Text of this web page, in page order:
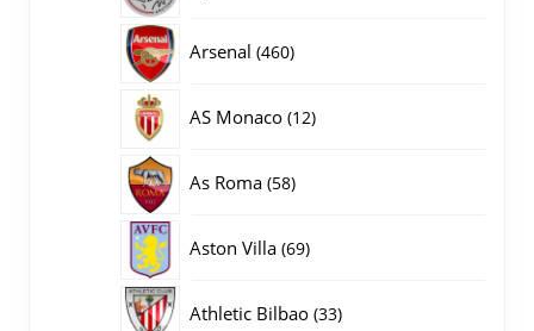
Arsenal 460460
AS Monaco 1212
As Roma 5858
Aston Villa 6969
Athletic Bilbao 3333